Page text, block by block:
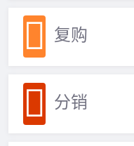
复购
分销